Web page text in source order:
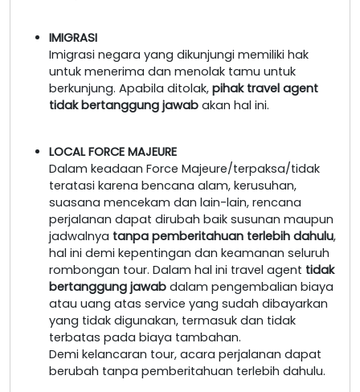
IMIGRASI
Imigrasi negara yang dikunjungi memiliki hak
untuk menerima dan menolak tamu untuk
berkunjung. Apabila ditolak, pihak travel agent
tidak bertanggung jawab akan hal ini.
LOCAL FORCE MAJEURE
Dalam keadaan Force Majeure/terpaksa/tidak
teratasi karena bencana alam, kerusuhan,
suasana mencekam dan lain-lain, rencana
perjalanan dapat dirubah baik susunan maupun
jadwalnya tanpa pemberitahuan terlebih dahulu,
hal ini demi kepentingan dan keamanan seluruh
rombongan tour. Dalam hal ini travel agent tidak
bertanggung jawab dalam pengembalian biaya
atau uang atas service yang sudah dibayarkan
yang tidak digunakan, termasuk dan tidak
terbatas pada biaya tambahan.
Demi kelancaran tour, acara perjalanan dapat
berubah tanpa pemberitahuan terlebih dahulu.